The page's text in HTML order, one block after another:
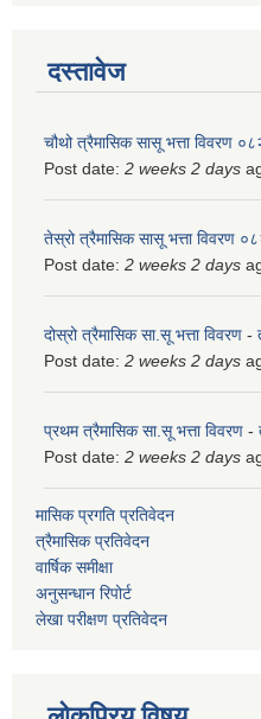
दस्तावेज
चौथो त्रैमासिक सासू भत्ता विवरण
Post date: 2 weeks 2 days
तेस्रो त्रैमासिक सासू भत्ता विवरण
Post date: 2 weeks 2 days
दोस्रो त्रैमासिक सा.सू भत्ता विवरण -
Post date: 2 weeks 2 days
प्रथम त्रैमासिक सा.सू भत्ता विवरण -
Post date: 2 weeks 2 days
मासिक प्रगति प्रतिवेदन
त्रैमासिक प्रतिवेदन
वार्षिक समीक्षा
अनुसन्धान रिपोर्ट
लेखा परीक्षण प्रतिवेदन